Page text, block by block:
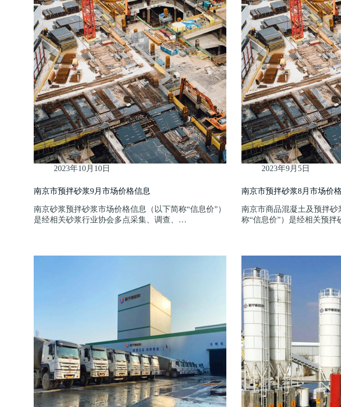
2023年10月10日
南京市预拌砂浆9月市场价格信息
南京砂浆预拌砂浆市场价格信息（以下简称“信息价”）
是经相关砂浆行业协会多点采集、调查、…
2023年9月5日
南京市预拌砂浆8月市场价
南京市商品混凝土及预拌
称“信息价”）是经相关预